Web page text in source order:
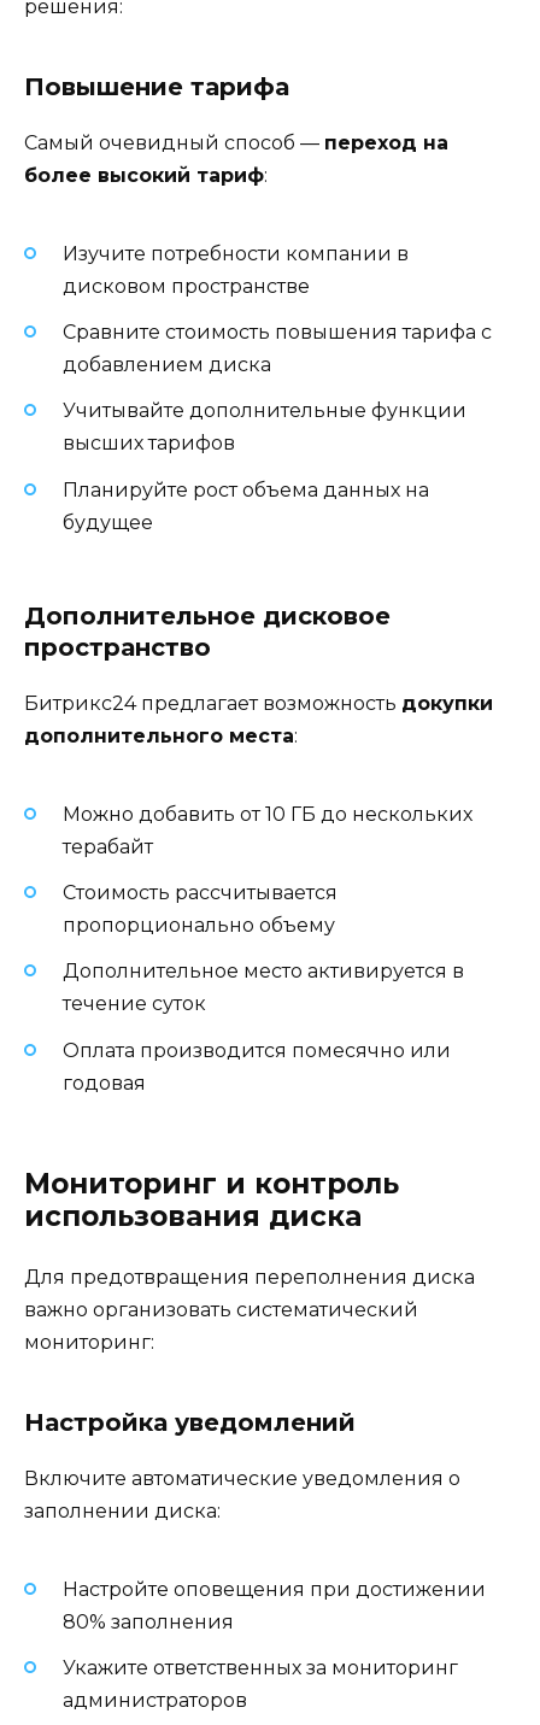
решения:
Повышение тарифа
Самый очевидный способ — переход на
более высокий тариф:
Изучите потребности компании в
дисковом пространстве
Сравните стоимость повышения тарифа с
добавлением диска
Учитывайте дополнительные функции
высших тарифов
Планируйте рост объема данных на
будущее
Дополнительное дисковое
пространство
Битрикс24 предлагает возможность докупки
дополнительного места:
Можно добавить от 10 ГБ до нескольких
терабайт
Стоимость рассчитывается
пропорционально объему
Дополнительное место активируется в
течение суток
Оплата производится помесячно или
годовая
Мониторинг и контроль
использования диска
Для предотвращения переполнения диска
важно организовать систематический
мониторинг:
Настройка уведомлений
Включите автоматические уведомления о
заполнении диска:
Настройте оповещения при достижении
80% заполнения
Укажите ответственных за мониторинг
администраторов